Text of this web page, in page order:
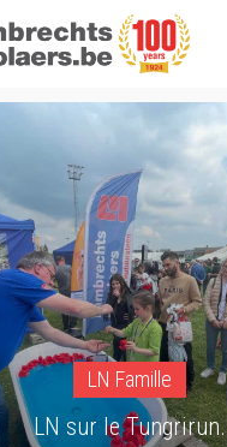
LN Famille
LN sur le Tungrirun.